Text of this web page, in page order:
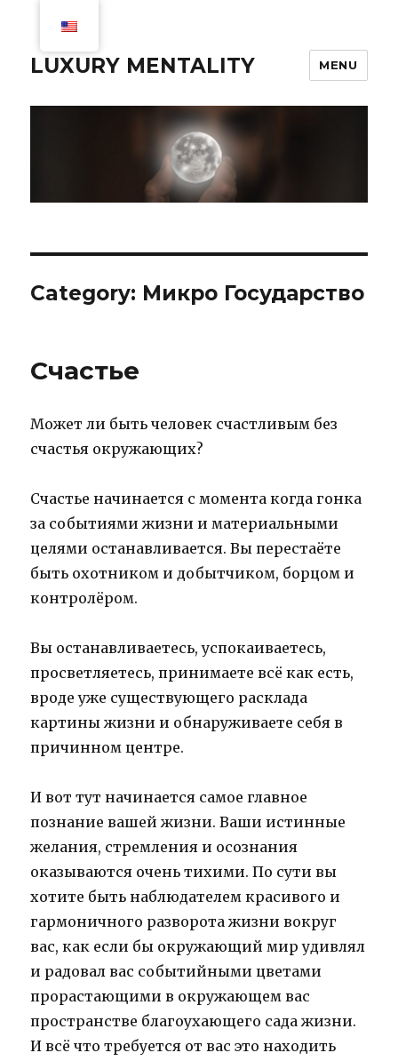
LUXURY MENTALITY MENU
Category: Микро Государство
Счастье
Может ли быть человек счастливым без
счастья окружающих?
Счастье начинается с момента когда гонка
за событиями жизни и материальными
целями останавливается. Вы перестаёте
быть охотником и добытчиком, борцом и
контролёром.
Вы останавливаетесь, успокаиваетесь,
просветляетесь, принимаете всё как есть,
вроде уже существующего расклада
картины жизни и обнаруживаете себя в
причинном центре.
И вот тут начинается самое главное
познание вашей жизни. Ваши истинные
желания, стремления и осознания
оказываются очень тихими. По сути вы
хотите быть наблюдателем красивого и
гармоничного разворота жизни вокруг
вас, как если бы окружающий мир удивлял
и радовал вас событийными цветами
прорастающими в окружающем вас
пространстве благоухающего сада жизни.
И всё что требуется от вас это находить